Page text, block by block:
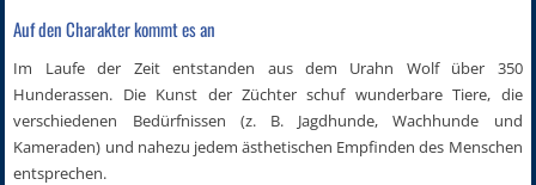
Auf den Charakter kommt es an
Im Laufe der Zeit entstanden aus dem Urahn Wolf über 350
Hunderassen. Die Kunst der Züchter schuf wunderbare Tiere, die
verschiedenen Bedürfnissen (z. B. Jagdhunde, Wachhunde und
Kameraden) und nahezu jedem ästhetischen Empfinden des Menschen
entsprechen.